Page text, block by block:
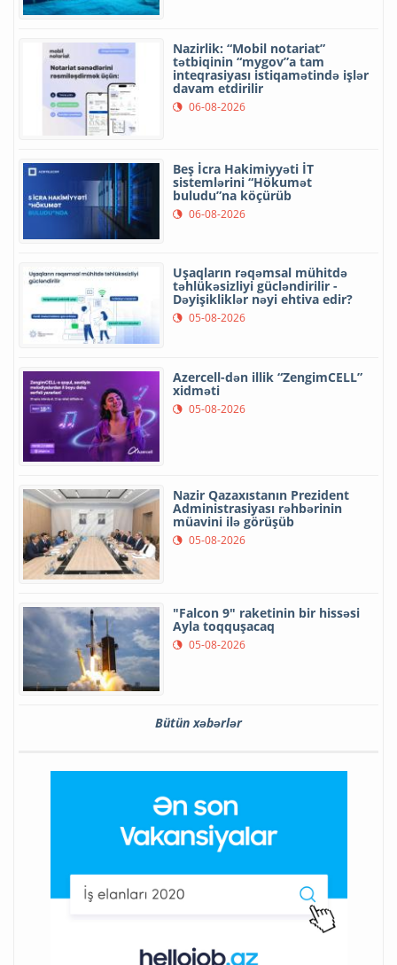
Nazirlik: “Mobil notariat”
tətbiqinin “mygov”a tam
inteqrasiyası istiqamətində işlər
davam etdirilir
06-08-2026
Beş İcra Hakimiyyəti İT
sistemlərini “Hökumət
buludu”na köçürüb
06-08-2026
Uşaqların rəqəmsal mühitdə
təhlükəsizliyi gücləndirilir -
Dəyişikliklər nəyi ehtiva edir?
05-08-2026
Azercell-dən illik “ZengimCELL”
xidməti
05-08-2026
Nazir Qazaxıstanın Prezident
Administrasiyası rəhbərinin
müavini ilə görüşüb
05-08-2026
"Falcon 9" raketinin bir hissəsi
Ayla toqquşacaq
05-08-2026
Bütün xəbərlər